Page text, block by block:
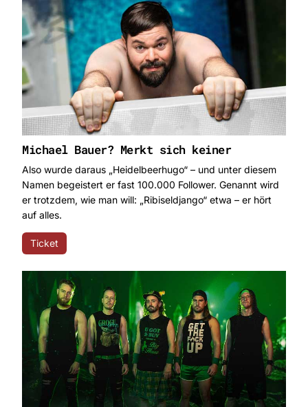
Michael Bauer? Merkt sich keiner
Also wurde daraus „Heidelbeerhugo“ – und unter diesem
Namen begeistert er fast 100.000 Follower. Genannt wird
er trotzdem, wie man will: „Ribiseldjango“ etwa – er hört
auf alles.
Ticket